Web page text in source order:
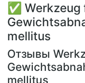
✅ Werkzeug
mellitus
Отзывы
mellitus